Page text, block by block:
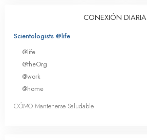
CONEXIÓN DIARIA
Scientologists @life
@life
@theOrg
@work
@home
CÓMO Mantenerse Saludable